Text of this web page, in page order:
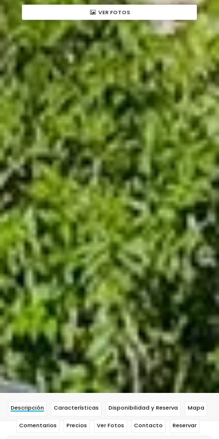
VER FOTOS
Descripción Características Disponibilidad y Reserva Mapa
Comentarios Precios Ver Fotos Contacto Reservar